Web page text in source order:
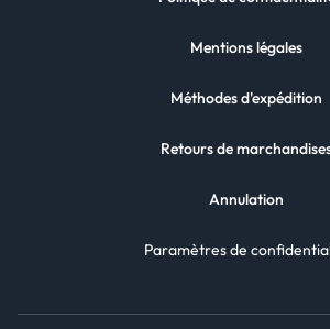
Mentions légales
Méthodes d'expédition
Retours de
Annulation
Paramètres de